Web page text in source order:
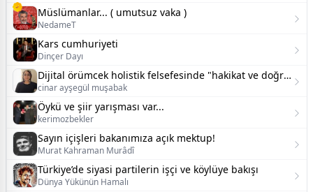
Müslümanlar... ( umutsuz vaka )
NedameT
Kars cumhuriyeti
Dinçer Dayı
Dijital örümcek holistik felsefesinde "hakikat ve doğruluk":
cinar ayşegül muşabak
Öykü ve şiir yarışması var...
kerimozbekler
Sayın içişleri bakanımıza açık mektup!
Murat Kahraman Murâdî
Türkiye’de siyasi partilerin işçi ve köylüye bakışı
Dünya Yükünün Hamalı